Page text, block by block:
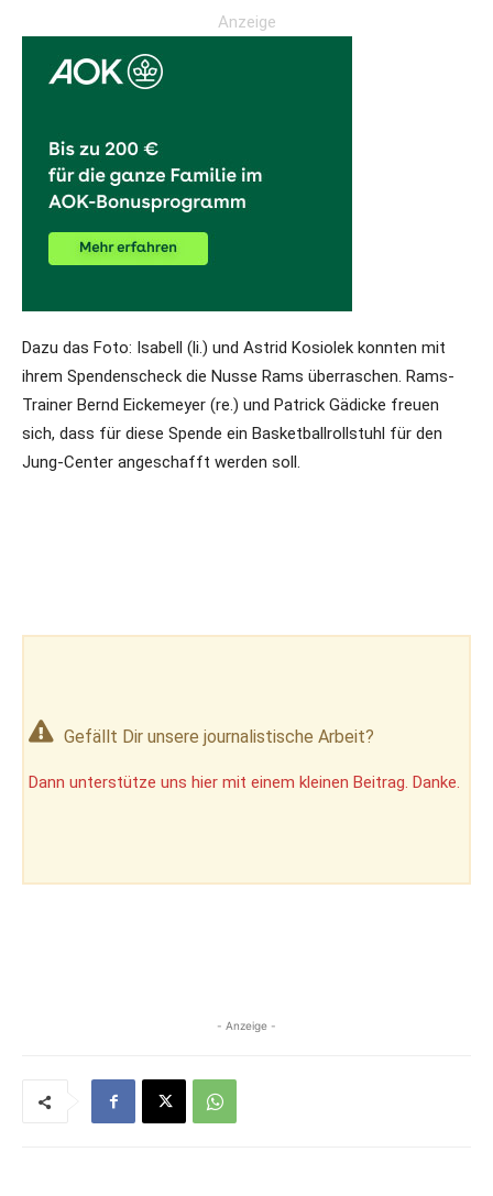
Anzeige
Dazu das Foto: Isabell (li.) und Astrid Kosiolek konnten mit
ihrem Spendenscheck die Nusse Rams überraschen. Rams-
Trainer Bernd Eickemeyer (re.) und Patrick Gädicke freuen
sich, dass für diese Spende ein Basketballrollstuhl für den
Jung-Center angeschafft werden soll.
Gefällt Dir unsere journalistische Arbeit?
Dann unterstütze uns hier mit einem kleinen Beitrag. Danke.
- Anzeige -